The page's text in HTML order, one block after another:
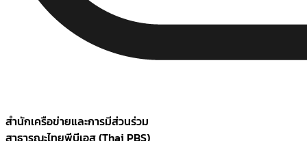
สำนักเครือข่ายและการมีส่วนร่วม
สาธารณะไทยพีบีเอส (Thai PBS)